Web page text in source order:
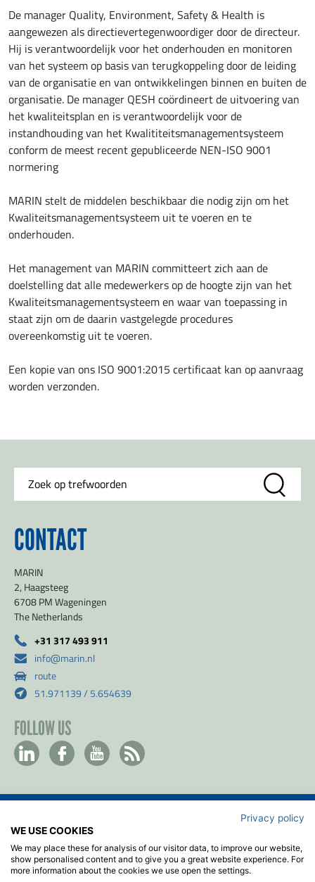
De manager Quality, Environment, Safety & Health is
aangewezen als directievertegenwoordiger door de directeur.
Hij is verantwoordelijk voor het onderhouden en monitoren
van het systeem op basis van terugkoppeling door de leiding
van de organisatie en van ontwikkelingen binnen en buiten de
organisatie. De manager QESH coördineert de uitvoering van
het kwaliteitsplan en is verantwoordelijk voor de
instandhouding van het Kwalititeitsmanagementsysteem
conform de meest recent gepubliceerde NEN-ISO 9001
normering
MARIN stelt de middelen beschikbaar die nodig zijn om het
Kwaliteitsmanagementsysteem uit te voeren en te
onderhouden.
Het management van MARIN committeert zich aan de
doelstelling dat alle medewerkers op de hoogte zijn van het
Kwaliteitsmanagementsysteem en waar van toepassing in
staat zijn om de daarin vastgelegde procedures
overeenkomstig uit te voeren.
Een kopie van ons ISO 9001:2015 certificaat kan op aanvraag
worden verzonden.
CONTACT
MARIN
2, Haagsteeg
6708 PM Wageningen
The Netherlands
+31 317 493 911
info@marin.nl
route
51.971139 / 5.654639
FOLLOW US
Privacy- & Cookiebeleid
Disclaimer
Algemene voorwaarden
Privacy policy
WE USE COOKIES
We may place these for analysis of our visitor data, to improve our website,
show personalised content and to give you a great website experience. For
more information about the cookies we use open the settings.